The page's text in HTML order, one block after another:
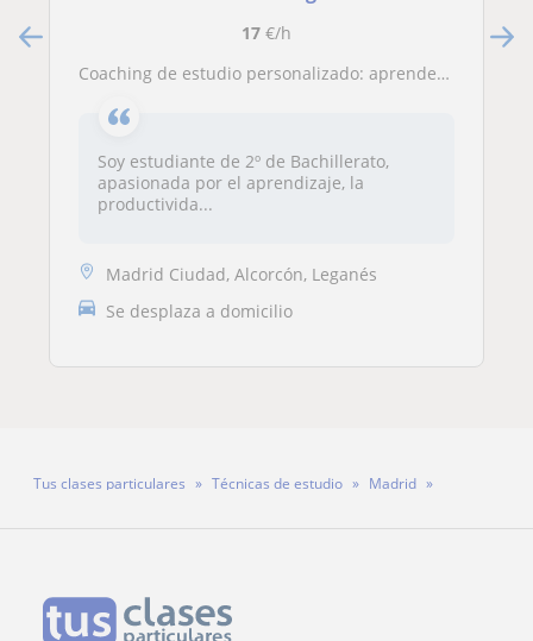
17€/h
Coaching de estudio personalizado: aprende a memorizar, organizarte y estudiar más eficazmente"
Soy estudiante de 2º de Bachillerato,
apasionada por el aprendizaje, la
productivida...
Madrid Ciudad, Alcorcón, Leganés
Se desplaza a domicilio
Tus clases particulares Técnicas de estudio
Madrid